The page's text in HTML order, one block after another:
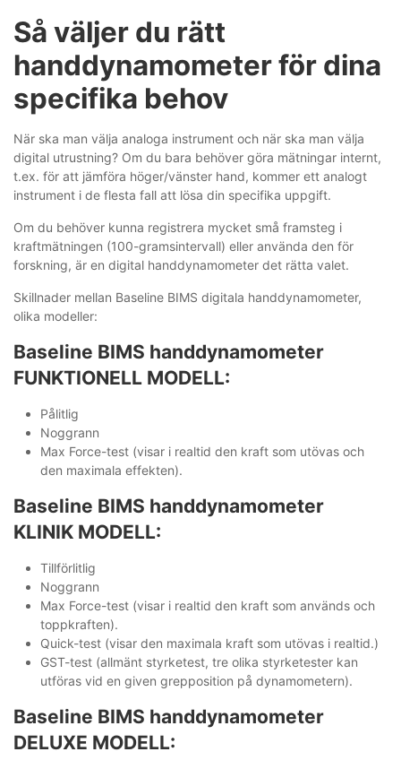
Så väljer du rätt
handdynamometer för dina
specifika behov
När ska man välja analoga instrument och när ska man välja
digital utrustning? Om du bara behöver göra mätningar internt,
t.ex. för att jämföra höger/vänster hand, kommer ett analogt
instrument i de flesta fall att lösa din specifika uppgift.
Om du behöver kunna registrera mycket små framsteg i
kraftmätningen (100-gramsintervall) eller använda den för
forskning, är en digital handdynamometer det rätta valet.
Skillnader mellan Baseline BIMS digitala handdynamometer,
olika modeller:
Baseline BIMS handdynamometer
FUNKTIONELL MODELL:
Pålitlig
Noggrann
Max Force-test (visar i realtid den kraft som utövas och
den maximala effekten).
Baseline BIMS handdynamometer
KLINIK MODELL:
Tillförlitlig
Noggrann
Max Force-test (visar i realtid den kraft som används och
toppkraften).
Quick-test (visar den maximala kraft som utövas i realtid.)
GST-test (allmänt styrketest, tre olika styrketester kan
utföras vid en given grepposition på dynamometern).
Baseline BIMS handdynamometer
DELUXE MODELL: